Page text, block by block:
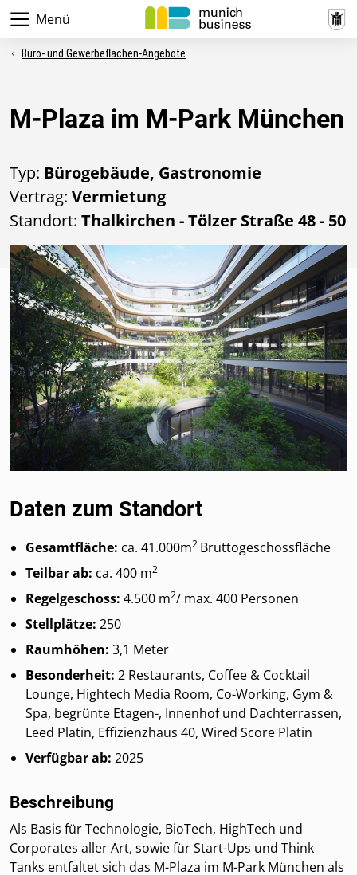
Menü
Büro- und Gewerbeflächen-Angebote
M-Plaza im M-Park München
Typ: Bürogebäude, Gastronomie
Vertrag: Vermietung
Standort: Thalkirchen - Tölzer Straße 48 - 50
Daten zum Standort
Gesamtfläche: ca. 41.000m2 Bruttogeschossfläche
Teilbar ab: ca. 400 m2
Regelgeschoss: 4.500 m2/ max. 400 Personen
Stellplätze: 250
Raumhöhen: 3,1 Meter
Besonderheit: 2 Restaurants, Coffee & Cocktail
Lounge, Hightech Media Room, Co-Working, Gym &
Spa, begrünte Etagen-, Innenhof und Dachterrassen,
Leed Platin, Effizienzhaus 40, Wired Score Platin
Verfügbar ab: 2025
Beschreibung
Als Basis für Technologie, BioTech, HighTech und
Corporates aller Art, sowie für Start-Ups und Think
Tanks entfaltet sich das M-Plaza im M-Park München als